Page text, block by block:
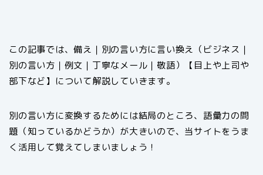
この記事では、備え｜別の言い方に言い換え（ビジネス｜
別の言い方｜例文｜丁寧なメール｜敬語）【目上や上司や
部下など】について解説していきます。
別の言い方に変換するためには結局のところ、語彙力の問
題（知っているかどうか）が大きいので、当サイトをうま
く活用して覚えてしまいましょう！